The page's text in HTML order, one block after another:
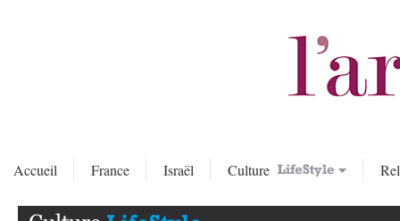
Accueil France Israël Culture